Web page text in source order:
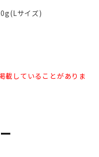
サイズ)
載していることがありま